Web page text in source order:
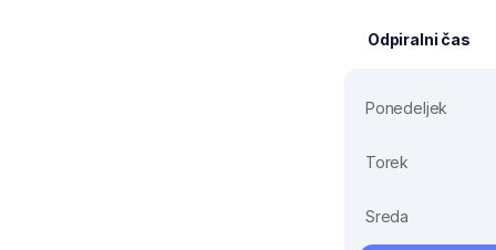
Odpiralni čas
Ponedeljek
Torek
Sreda